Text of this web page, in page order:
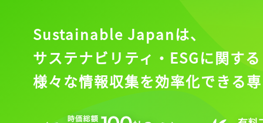
Sustainable Japanは、
サステナビリティ・ESGに関する
様々な情報収集を効率化できる